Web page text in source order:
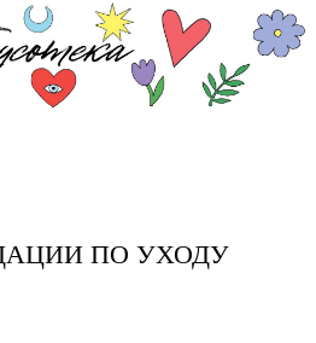
ПО УХОДУ